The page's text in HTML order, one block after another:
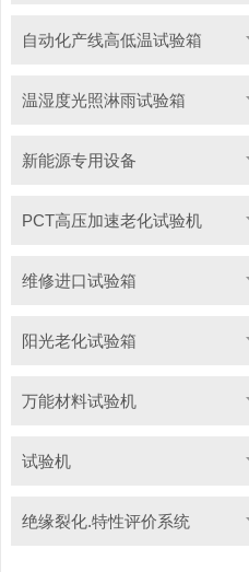
自动化产线高低温试验箱
温湿度光照淋雨试验箱
新能源专用设备
PCT高压加速老化试验机
维修进口试验箱
阳光老化试验箱
万能材料试验机
试验机
绝缘裂化.特性评价系统